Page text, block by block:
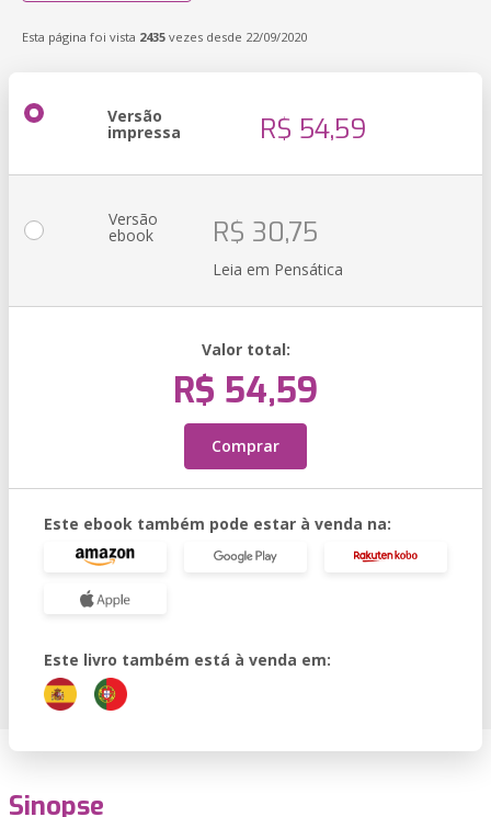
Esta página foi vista 2435 vezes desde 22/09/2020
Versão
impressa R$ 54,59
Versão
ebook R$ 30,75
Leia em Pensática
Valor total:
R$ 54,59
Comprar
Este ebook também pode estar à venda na:
Este livro também está à venda em:
Sinopse